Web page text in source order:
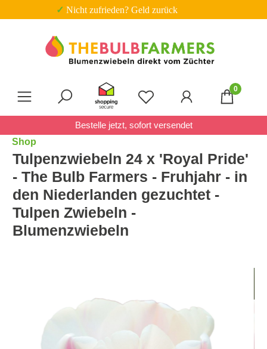
Zum Hauptinhalt springen✓ Nicht zufrieden? Geld zurück
Du hast 0 Produkte auf
0
Bestelle jetzt, sofort versendet
Shop
Tulpenzwiebeln 24 x 'Royal Pride'
- The Bulb Farmers - Fruhjahr - in
den Niederlanden gezuchtet -
Tulpen Zwiebeln -
Blumenzwiebeln